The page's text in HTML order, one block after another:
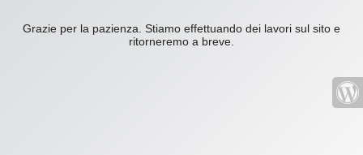
Grazie per la pazienza. Stiamo effettuando dei lavori sul sito e
ritorneremo a breve.